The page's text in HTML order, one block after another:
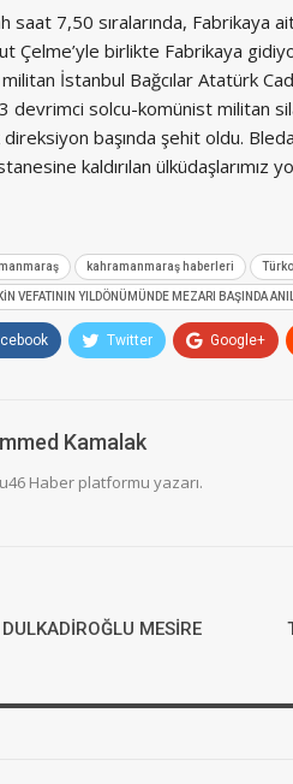
saat 7,50 sıralarında, Fabrikaya
Çelme’yle birlikte Fabrikaya
İstanbul Bağcılar Atatürk
solcu-komünist militan
başında şehit oldu.
kaldırılan ülküdaşlarımız
kahramanmaraş haberleri
VEFATININ YILDÖNÜMÜNDE MEZARI BAŞINDA
Twitter Google+
Kamalak
Haber platformu yazarı.
MESİRE